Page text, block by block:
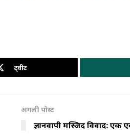
ट्वीट
अगली पोस्ट
ज्ञानवापी मस्जिद विवाद: